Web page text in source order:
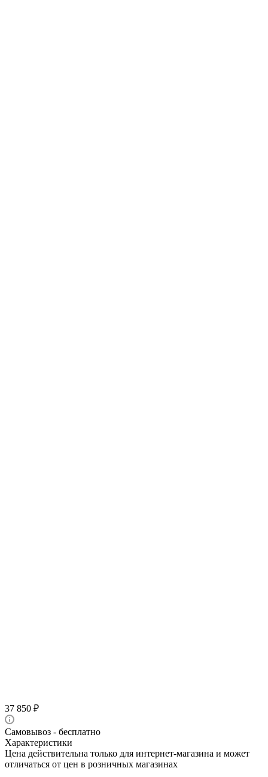
37 850 ₽
Самовывоз - бесплатно
Характеристики
Цена действительна только для интернет-магазина и может
отличаться от цен в розничных магазинах